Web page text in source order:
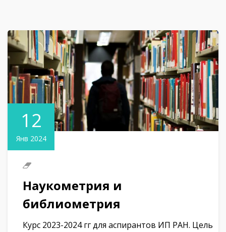
12
Янв 2024
Наукометрия и
библиометрия
Курс 2023-2024 гг для аспирантов ИП РАН. Цель